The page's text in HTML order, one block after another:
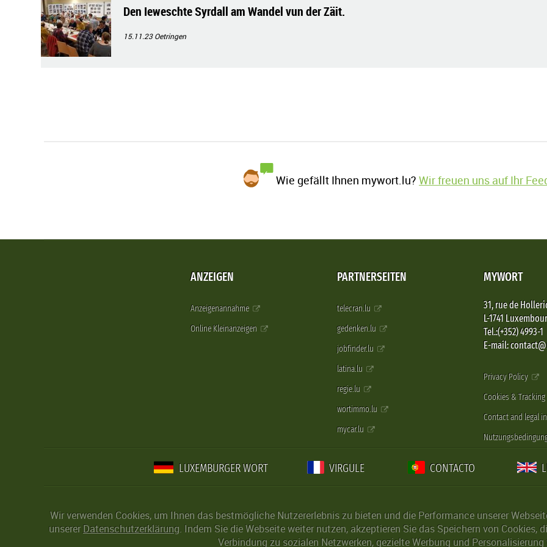
Den Ieweschte Syrdall am Wandel vun der Zäit.
15.11.23Oetringen
Wie gefällt Ihnen mywort.lu?Wir freuen uns auf Ihr
ANZEIGEN
Anzeigenannahme
Online Kleinanzeigen
PARTNERSEITEN
telecran.lu
gedenken.lu
jobfinder.lu
latina.lu
regie.lu
wortimmo.lu
mycar.lu
MYWORT
31, rue de
L-1741
Tel.:(+352) 4993-1
E-mail:
Privacy Policy
Cookies & Tracking
Contact and legal
LUXEMBURGER WORT VIRGULE CONTACTO
Wir verwenden Cookies, um Ihnen das bestmögliche Nutzererlebnis zu bieten und die Performance unserer
unserer Datenschutzerklärung. Indem Sie die Webseite weiter nutzen, akzeptieren Sie das Speichern von
Verbindung zu sozialen Netzwerken, gezielte Werbung und